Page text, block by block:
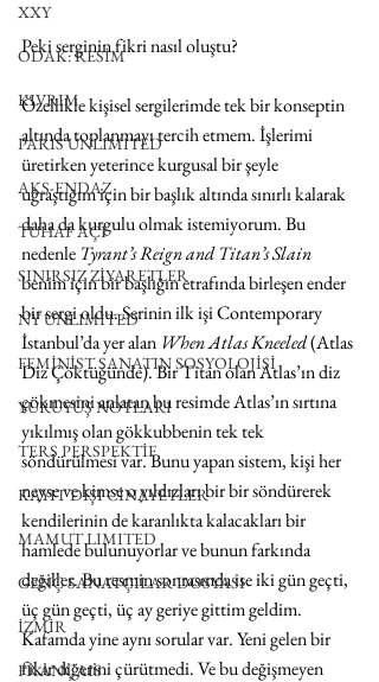
XXY
ODAK: RESİM
KIVRIM
PARIS UNLIMITED
AKS-ENDAZ
TUHAF AÇI
SINIRSIZ ZİYARETLER
NY UNLIMITED
FEMİNİST SANATIN SOSYOLOJİSİ
YÜRÜYÜŞ NOTLARI
TERS PERSPEKTİF
KAYIT DIŞI CİNAYETLER
MAMUT LIMITED
GENÇ SANATÇILAR DOSYASI
İZMİR
FRANÇAIS
Peki serginin fikri nasıl oluştu?
Özellikle kişisel sergilerimde tek bir konseptin
altında toplanmayı tercih etmem. İşlerimi
üretirken yeterince kurgusal bir şeyle
uğraştığım için bir başlık altında sınırlı kalarak
daha da kurgulu olmak istemiyorum. Bu
nedenle Tyrant’s Reign and Titan’s Slain
benim için bir başlığın etrafında birleşen ender
bir sergi oldu. Serinin ilk işi Contemporary
İstanbul’da yer alan When Atlas Kneeled (Atlas
Diz Çöktüğünde). Bir Titan olan Atlas’ın diz
çökmesini anlatan bu resimde Atlas’ın sırtına
yıkılmış olan gökkubbenin tek tek
söndürülmesi var. Bunu yapan sistem, kişi her
neyse ve kimse o yıldızları bir bir söndürerek
kendilerinin de karanlıkta kalacakları bir
hamlede bulunuyorlar ve bunun farkında
değiller. Bu resmin sonrasında ise iki gün geçti,
üç gün geçti, üç ay geriye gittim geldim.
Kafamda yine aynı sorular var. Yeni gelen bir
fikir diğerini çürütmedi. Ve bu değişmeyen